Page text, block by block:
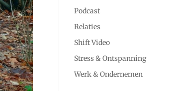
Podcast
Relaties
Shift Video
Stress & Ontspanning
Werk & Ondernemen